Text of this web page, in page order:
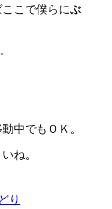
こで僕らにぶ
中でもＯＫ。
ね。
り